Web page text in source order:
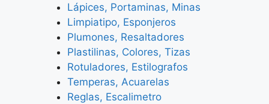
Lápices, Portaminas, Minas
Limpiatipo, Esponjeros
Plumones, Resaltadores
Plastilinas, Colores, Tizas
Rotuladores, Estilografos
Temperas, Acuarelas
Reglas, Escalimetro